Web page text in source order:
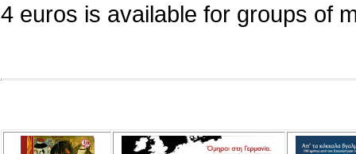
4 euros is available for groups of